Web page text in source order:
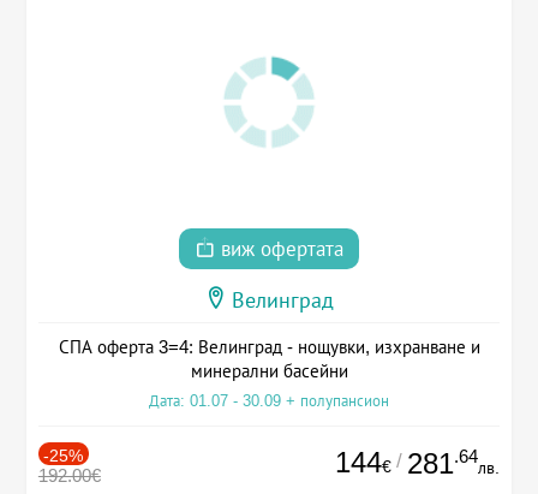
виж офертата
Велинград
СПА оферта 3=4: Велинград - нощувки, изхранване и
минерални басейни
Дата: 01.07 - 30.09 + полупансион
-25%
192.00€ 144€ / 281.64
лв.